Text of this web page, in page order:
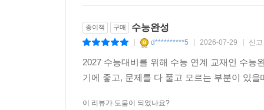
종이책 구매 수능완성
d**********5 2026-07-29 신고
2027 수능대비를 위해 수능 연계 교재인 수능
기에 좋고, 문제를 다 풀고 모르는 부분이 있
이 리뷰가 도움이 되었나요?